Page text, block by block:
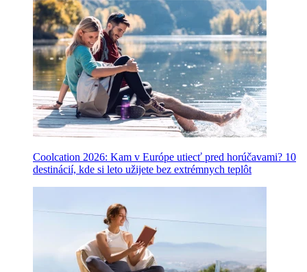
Coolcation 2026: Kam v Európe utiecť pred horúčavami? 10
destinácií, kde si leto užijete bez extrémnych teplôt